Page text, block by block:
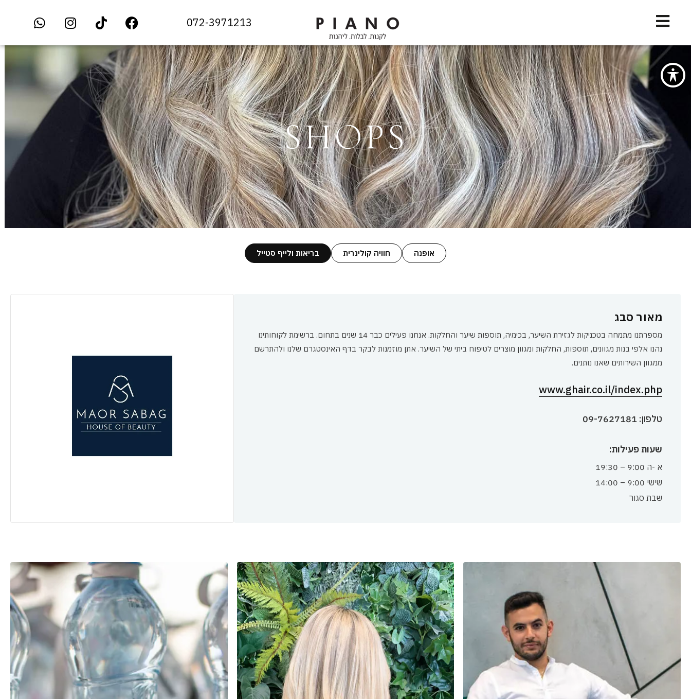
072-3971213
SHOPS
אופנה חוויה קולינרית בריאות ולייף סטייל
מאור סבג
מספרתנו מתמחה בטכניקות לגזירת השיער, בכימיה, תוספות שיער והחלקות. אנחנו פעילים כבר 14 שנים בתחום. ברשימת לקוחותינו
נהנו אלפי בנות מגוונים, תוספות, החלקות ומגוון מוצרים לטיפוח ביתי של השיער. אתן מוזמנות לבקר בדף האינסטגרם שלנו ולהתרשם
ממגוון השירותים שאנו נותנים.
www.ghair.co.il/index.php
טלפון: 09-7627181
שעות פעילות:
א -ה 9:00 – 19:30
שישי 9:00 – 14:00
שבת סגור